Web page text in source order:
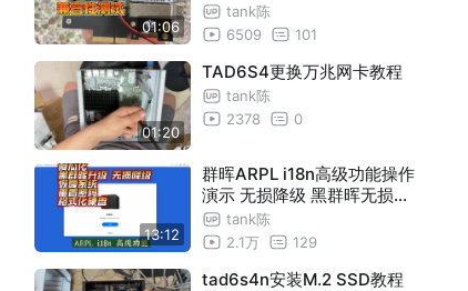
01:06
tank陈
6509
101
01:20
TAD6S4更换万兆网卡教程
tank陈
2378
0
13:12
群晖ARPL i18n高级功能操作
演示 无损降级 黑群晖无损升
级 重置密码 格式化硬盘 黑群
晖升级找不到ip恢复系统
tank陈
2.1万
129
tad6s4n安装M.2 SSD教程